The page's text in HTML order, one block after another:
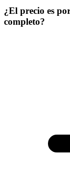
¿El precio es
completo?